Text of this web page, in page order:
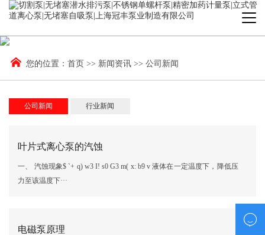
您的位置： 首页 >> 新闻资讯 >> 公司新闻
公司新闻 行业新闻
叶片式离心泵的汽蚀
一、 汽蚀现象$ `+ q) w3 I! s0 G3 m( x: b9 v 液体在一定温度下，降低压
力至该温度下···
电磁泵原理
